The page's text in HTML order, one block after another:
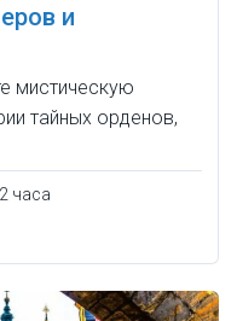
и
мистическую
тайных орденов,
2 часа